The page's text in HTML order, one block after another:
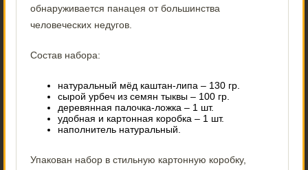
обнаруживается панацея от большинства
человеческих недугов.
Состав набора:
натуральный мёд каштан-липа – 130 гр.
сырой урбеч из семян тыквы – 100 гр.
деревянная палочка-ложка – 1 шт.
удобная и картонная коробка – 1 шт.
наполнитель натуральный.
Упакован набор в стильную картонную коробку,